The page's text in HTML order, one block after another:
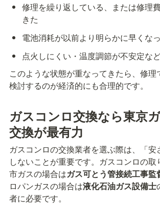
修理を繰り返している、または修理
きた
電池消耗が以前より明らかに早くな
点火しにくい・温度調節が不安定な
このような状態が重なってきたら、修理
検討するのが経済的にも合理的です。
ガスコンロ交換なら東京
交換が最有力
ガスコンロの交換業者を選ぶ際は、「安
しないことが重要です。ガスコンロの
市ガスの場合はガス可とう管接続工事監
ロパンガスの場合は液化石油ガス設備士
者に必要です。